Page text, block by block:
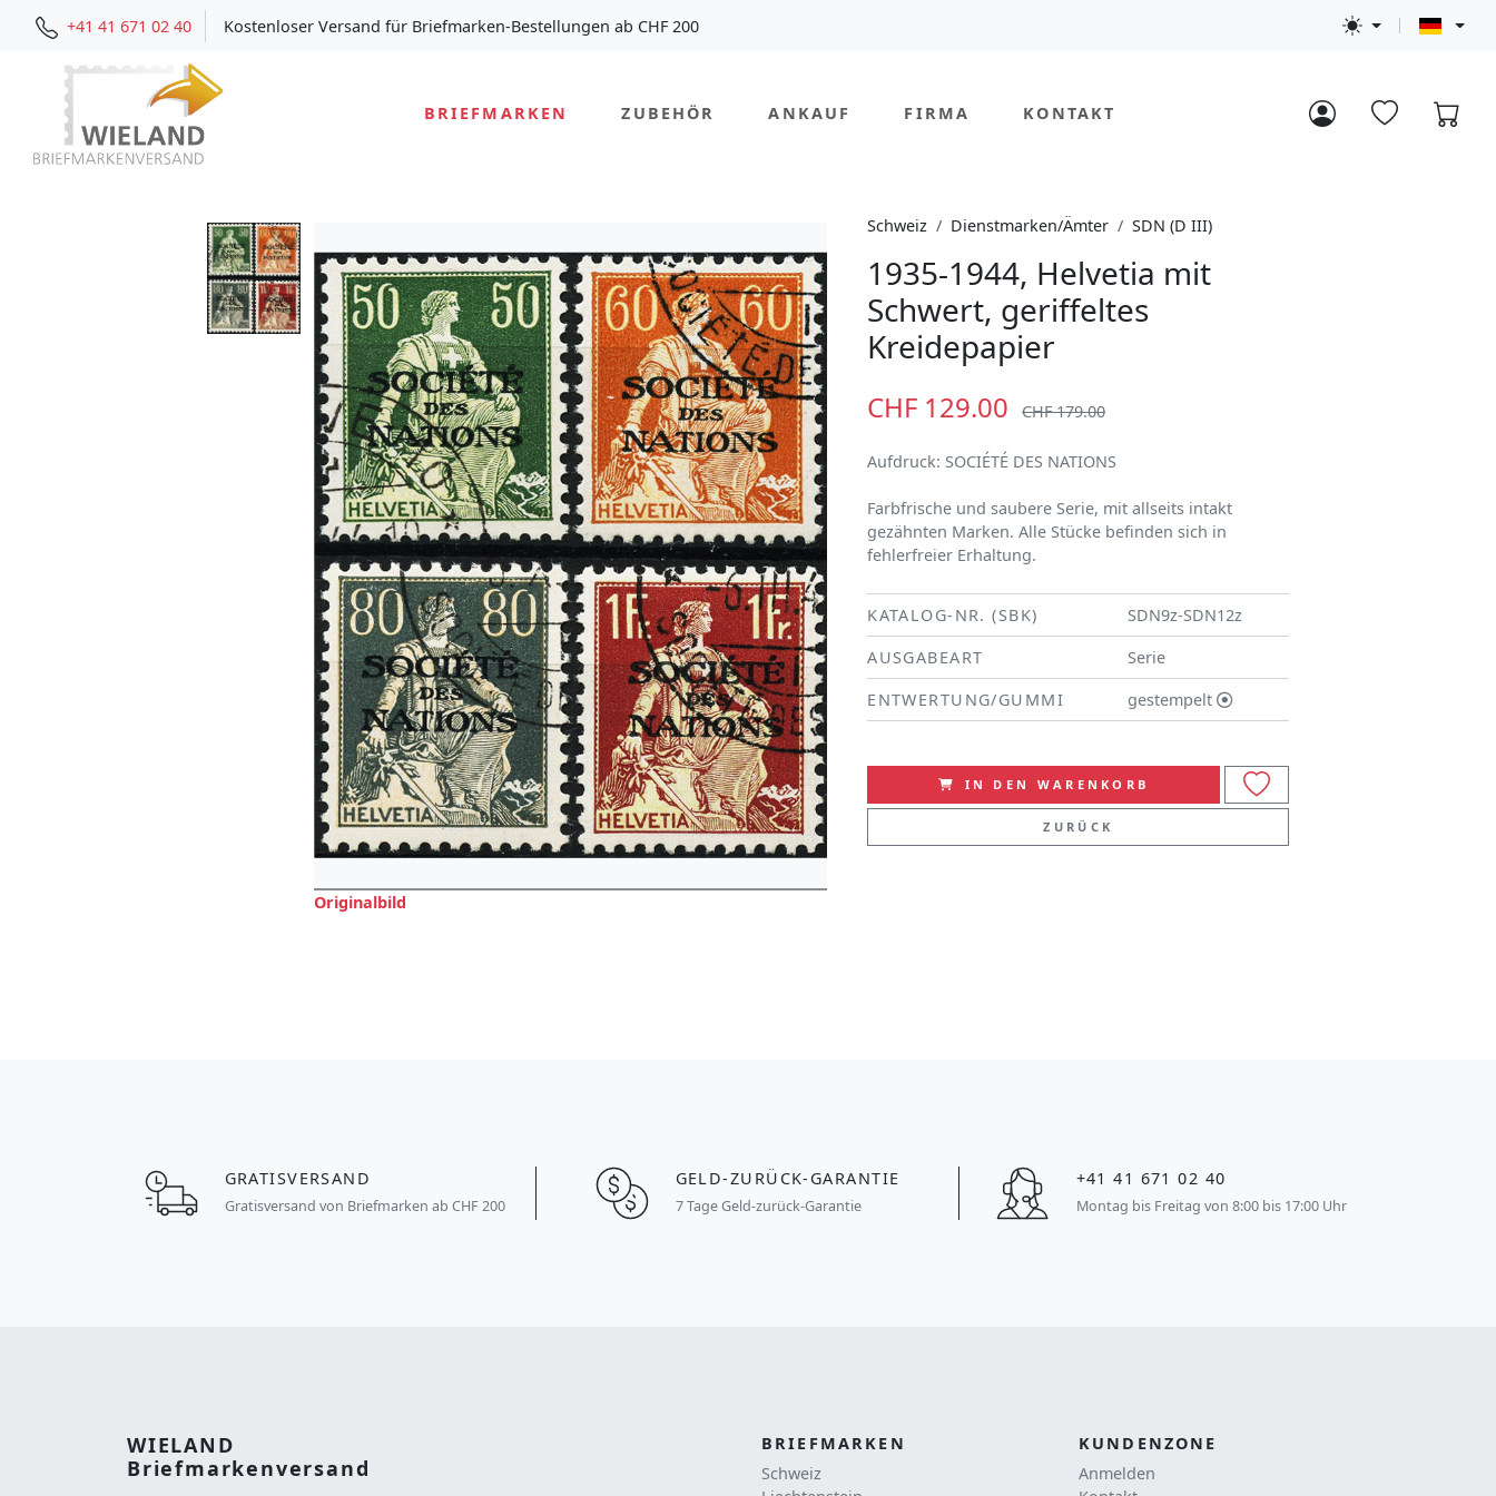
+41 41 671 02 40 Kostenloser Versand für Briefmarken-Bestellungen ab CHF 200
BRIEFMARKEN ZUBEHÖR ANKAUF FIRMA KONTAKT
Originalbild
Schweiz Dienstmarken/Ämter SDN (D III)
1935-1944, Helvetia mit
Schwert, geriffeltes
Kreidepapier
CHF 129.00 CHF 179.00
Aufdruck: SOCIÉTÉ DES NATIONS
Farbfrische und saubere Serie, mit allseits intakt
gezähnten Marken. Alle Stücke befinden sich in
fehlerfreier Erhaltung.
KATALOG-NR. (SBK)
SDN9z-SDN12z
AUSGABEART
Serie
ENTWERTUNG/GUMMI
gestempelt
IN DEN WARENKORB
ZURÜCK
GRATISVERSAND
Gratisversand von Briefmarken ab CHF 200
GELD-ZURÜCK-GARANTIE
7 Tage Geld-zurück-Garantie
+41 41 671 02 40
Montag bis Freitag von 8:00 bis 17:00 Uhr
WIELAND
Briefmarkenversand
BRIEFMARKEN
Schweiz
KUNDENZONE
Anmelden